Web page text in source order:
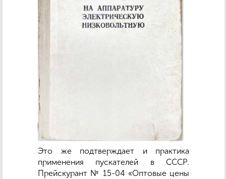
Это же подтверждает и практика
применения пускателей в СССР.
Прейскурант № 15-04 «Оптовые цены